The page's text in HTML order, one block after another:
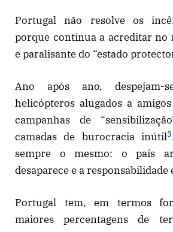
Portugal não resolve os
porque continua a acreditar no
e paralisante do “estado
Ano após ano, despejam-
helicópteros alugados a
campanhas de
camadas de burocracia inútil3
sempre o mesmo: o país
desaparece e a responsabilidade
Portugal tem, em termos
maiores percentagens de